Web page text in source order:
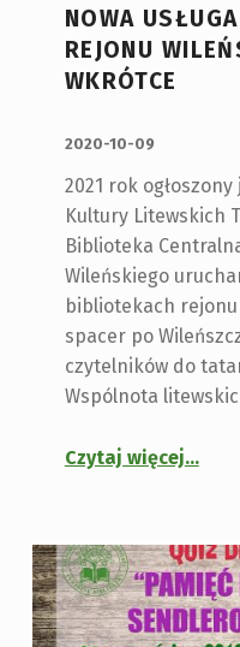
NOWA
REJONU
WKRÓTCE
2020-10-09
2021 rok
Kultury Litewskich
Biblioteka
Wileńskiego
bibliotekach
spacer po
czytelników do
Wspólnota
Czytaj więcej…